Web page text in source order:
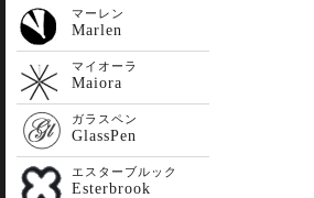
マーレン
Marlen
マイオーラ
Maiora
ガラスペン
GlassPen
エスターブルック
Esterbrook